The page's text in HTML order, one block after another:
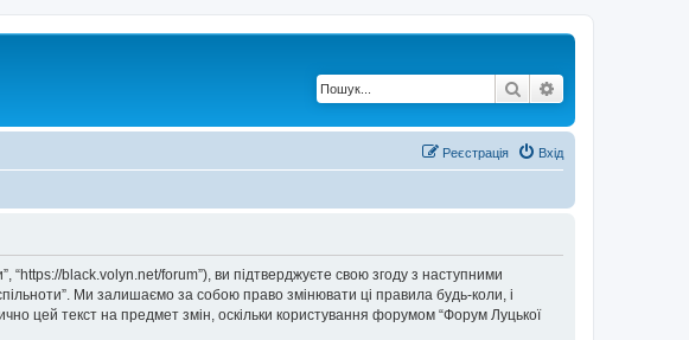
Пошук
Вхід
Реєстрація
“https://black.volyn.net/forum”), ви підтверджуєте свою згоду з наступними
Ми залишаємо за собою право змінювати ці правила будь-коли, і
цей текст на предмет змін, оскільки користування форумом “Форум Луцької